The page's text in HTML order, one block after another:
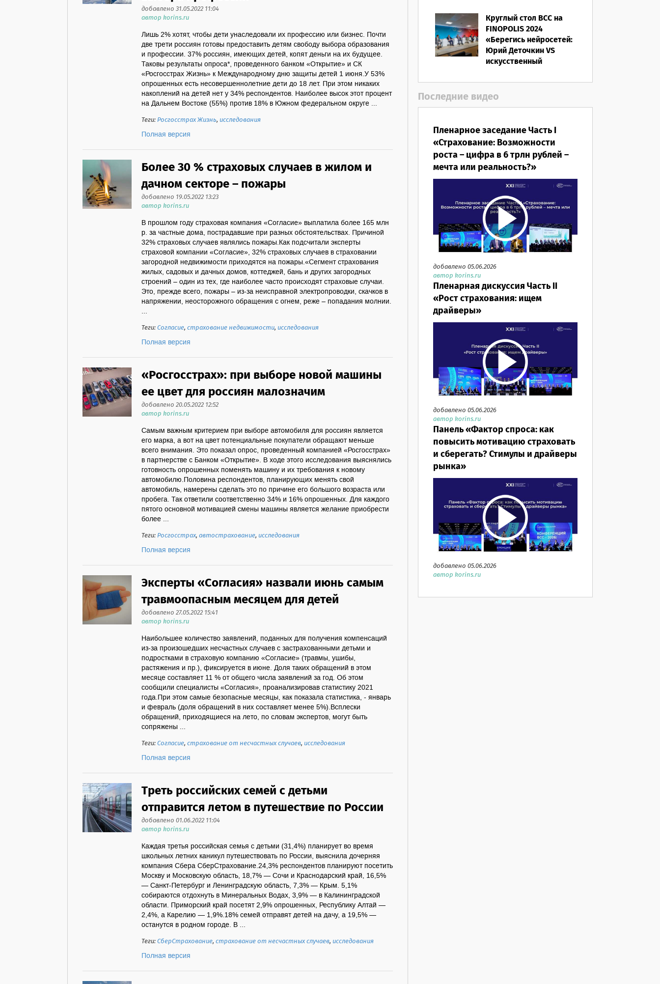
добавлено 31.05.2022 11:04
автор korins.ru
Лишь 2% хотят, чтобы дети унаследовали их профессию или бизнес. Почти
две трети россиян готовы предоставить детям свободу выбора образования
и профессии. 37% россиян, имеющих детей, копят деньги на их будущее.
Таковы результаты опроса*, проведенного банком «Открытие» и СК
«Росгосстрах Жизнь» к Международному дню защиты детей 1 июня.У 53%
опрошенных есть несовершеннолетние дети до 18 лет. При этом никаких
накоплений на детей нет у 34% респондентов. Наиболее высок этот процент
на Дальнем Востоке (55%) против 18% в Южном федеральном округе ...
Теги:Росгосстрах Жизнь, исследования
Полная версия
Более 30 % страховых случаев в жилом и
дачном секторе – пожары
добавлено 19.05.2022 13:23
автор korins.ru
В прошлом году страховая компания «Согласие» выплатила более 165 млн
р. за частные дома, пострадавшие при разных обстоятельствах. Причиной
32% страховых случаев являлись пожары.Как подсчитали эксперты
страховой компании «Согласие», 32% страховых случаев в страховании
загородной недвижимости приходятся на пожары.«Сегмент страхования
жилых, садовых и дачных домов, коттеджей, бань и других загородных
строений – один из тех, где наиболее часто происходят страховые случаи.
Это, прежде всего, пожары – из-за неисправной электропроводки, скачков в
напряжении, неосторожного обращения с огнем, реже – попадания молнии.
...
Теги:Согласие,страхование недвижимости, исследования
Полная версия
«Росгосстрах»: при выборе новой машины
ее цвет для россиян малозначим
добавлено 20.05.2022 12:52
автор korins.ru
Самым важным критерием при выборе автомобиля для россиян является
его марка, а вот на цвет потенциальные покупатели обращают меньше
всего внимания. Это показал опрос, проведенный компанией «Росгосстрах»
в партнерстве с Банком «Открытие». В ходе этого исследования выяснялись
готовность опрошенных поменять машину и их требования к новому
автомобилю.Половина респондентов, планирующих менять свой
автомобиль, намерены сделать это по причине его большого возраста или
пробега. Так ответили соответственно 34% и 16% опрошенных. Для каждого
пятого основной мотивацией смены машины является желание приобрести
более ...
Теги:Росгосстрах,автострахование, исследования
Полная версия
Эксперты «Согласия» назвали июнь самым
травмоопасным месяцем для детей
добавлено 27.05.2022 15:41
автор korins.ru
Наибольшее количество заявлений, поданных для получения компенсаций
из-за произошедших несчастных случаев с застрахованными детьми и
подростками в страховую компанию «Согласие» (травмы, ушибы,
растяжения и пр.), фиксируется в июне. Доля таких обращений в этом
месяце составляет 11 % от общего числа заявлений за год. Об этом
сообщили специалисты «Согласия», проанализировав статистику 2021
года.При этом самые безопасные месяцы, как показала статистика, - январь
и февраль (доля обращений в них составляет менее 5%).Всплески
обращений, приходящиеся на лето, по словам экспертов, могут быть
сопряжены ...
Теги:Согласие,страхование от несчастных случаев, исследования
Полная версия
Треть российских семей с детьми
отправится летом в путешествие по России
добавлено 01.06.2022 11:04
автор korins.ru
Каждая третья российская семья с детьми (31,4%) планирует во время
школьных летних каникул путешествовать по России, выяснила дочерняя
компания Сбера СберСтрахование.24,3% респондентов планируют посетить
Москву и Московскую область, 18,7% — Сочи и Краснодарский край, 16,5%
— Санкт-Петербург и Ленинградскую область, 7,3% — Крым. 5,1%
собираются отдохнуть в Минеральных Водах, 3,9% — в Калининградской
области. Приморский край посетят 2,9% опрошенных, Республику Алтай —
2,4%, а Карелию — 1,9%.18% семей отправят детей на дачу, а 19,5% —
останутся в родном городе. В ...
Теги:СберСтрахование,страхование от несчастных случаев, исследования
Полная версия
Круглый стол ВСС на
FINOPOLIS 2024
«Берегись нейросетей:
Юрий Деточкин VS
искусственный
Последние видео
Пленарное заседание Часть I
«Страхование: Возможности
роста – цифра в 6 трлн рублей –
мечта или реальность?»
добавлено 05.06.2026
автор korins.ru
Пленарная дискуссия Часть II
«Рост страхования: ищем
драйверы»
добавлено 05.06.2026
автор korins.ru
Панель «Фактор спроса: как
повысить мотивацию страховать
и сберегать? Стимулы и драйверы
рынка»
добавлено 05.06.2026
автор korins.ru